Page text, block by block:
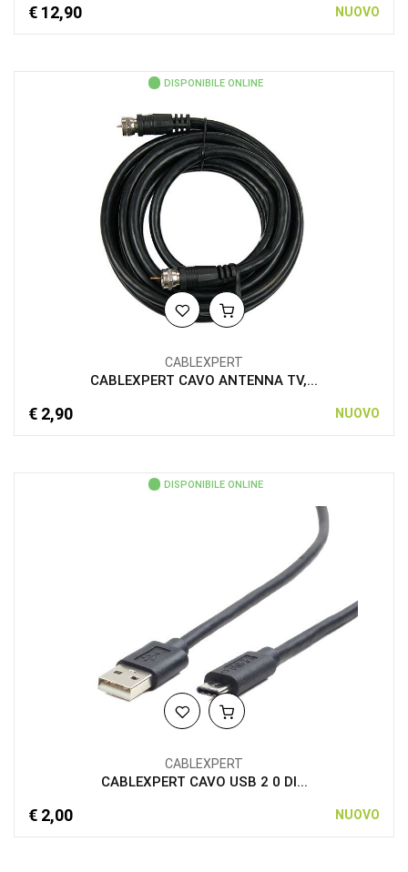
€ 12,90 NUOVO
DISPONIBILE ONLINE
CABLEXPERT
CABLEXPERT CAVO ANTENNA TV,...
€ 2,90 NUOVO
DISPONIBILE ONLINE
CABLEXPERT
CABLEXPERT CAVO USB 2 0 DI...
€ 2,00 NUOVO